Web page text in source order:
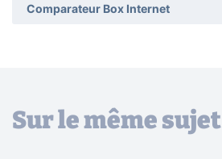
Comparateur Box Internet
Sur le même sujet